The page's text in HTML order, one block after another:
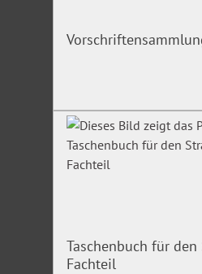
Taschenbuch für
Fachteil